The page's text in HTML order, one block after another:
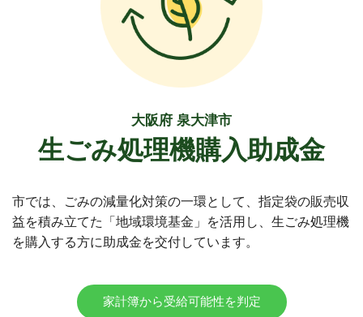
大阪府 泉大津市
生ごみ処理機購入助成金
市では、ごみの減量化対策の一環として、指定袋の販売収
益を積み立てた「地域環境基金」を活用し、生ごみ処理機
を購入する方に助成金を交付しています。
家計簿から受給可能性を判定